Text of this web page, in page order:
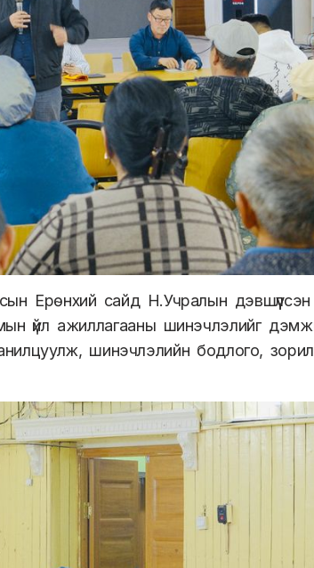
Ерөнхий сайд Н.Учралын
үйл ажиллагааны шинэчлэлийг
шинэчлэлийн бодлого,